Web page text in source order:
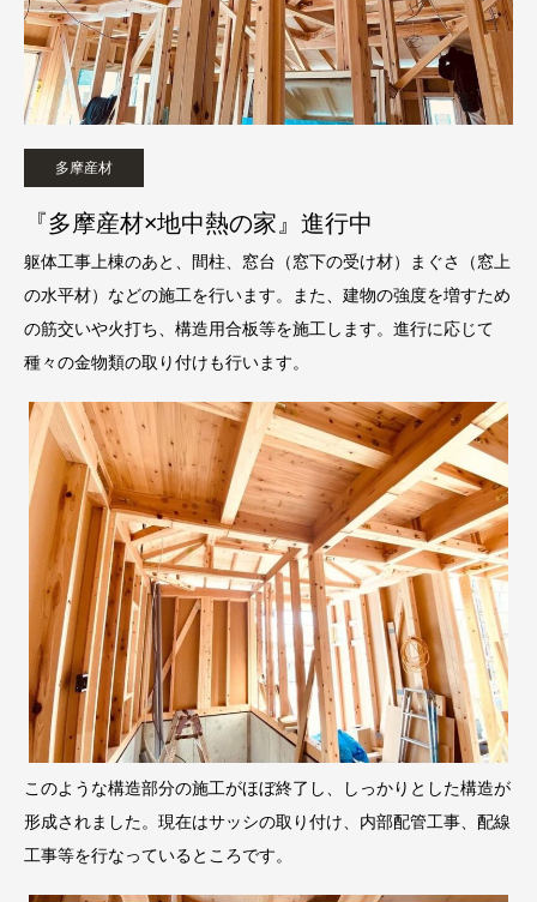
多摩産材
『多摩産材×地中熱の家』進行中
躯体工事上棟のあと、間柱、窓台（窓下の受け材）まぐさ（窓上
の水平材）などの施工を行います。また、建物の強度を増すため
の筋交いや火打ち、構造用合板等を施工します。進行に応じて
種々の金物類の取り付けも行います。
このような構造部分の施工がほぼ終了し、しっかりとした構造が
形成されました。現在はサッシの取り付け、内部配管工事、配線
工事等を行なっているところです。